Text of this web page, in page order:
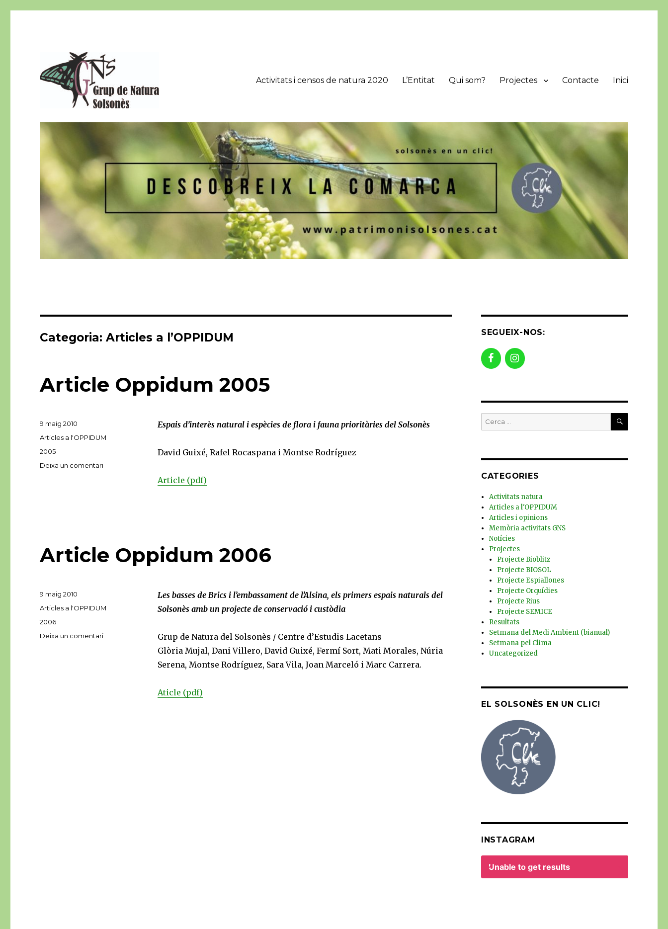
Grup de Natura del Solsonès
Activitats i censos de natura 2020 L’Entitat Qui som? Projectes Contacte Inici
Categoria:Articles a l’OPPIDUM
Article Oppidum 2005
Espais d’interès natural i espècies de flora i fauna prioritàries del Solsonès
David Guixé, Rafel Rocaspana i Montse Rodríguez
Article (pdf)
Publicat
9 maig 2010
Categories
Articles a l'OPPIDUM
Etiquetes
2005
Deixa un comentaria
Article Oppidum 2006
Les basses de Brics i l’embassament de l’Alsina, els primers espais naturals del
Solsonès amb un projecte de conservació i custòdia
Grup de Natura del Solsonès / Centre d’Estudis Lacetans
Glòria Mujal, Dani Villero, David Guixé, Fermí Sort, Mati Morales, Núria
Serena, Montse Rodríguez, Sara Vila, Joan Marceló i Marc Carrera.
Aticle (pdf)
Publicat
9 maig 2010
Categories
Articles a l'OPPIDUM
Etiquetes
2006
Deixa un comentaria
SEGUEIX-NOS:
Buscar
per:
CERCA
CATEGORIES
Activitats natura
Articles a l'OPPIDUM
Articles i opinions
Memòria activitats GNS
Notícies
Projectes
Projecte Bioblitz
Projecte BIOSOL
Projecte Espiallones
Projecte Orquídies
Projecte Rius
Projecte SEMICE
Resultats
Setmana del Medi Ambient (bianual)
Setmana pel Clima
Uncategorized
EL SOLSONÈS EN UN CLIC!
INSTAGRAM
Unable to get results